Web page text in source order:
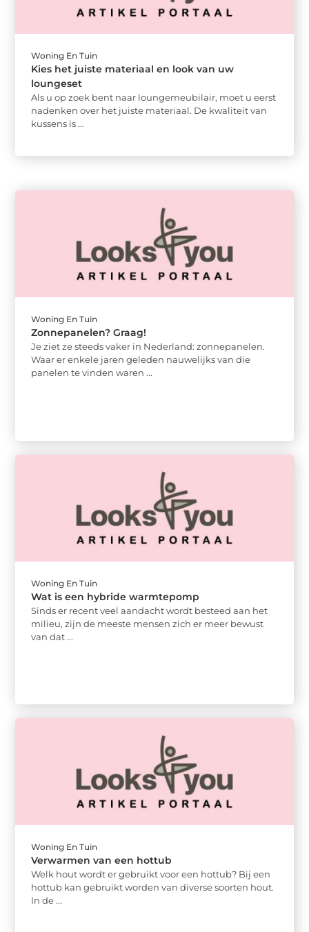
Woning En Tuin
Kies het juiste materiaal en look van uw
loungeset
Als u op zoek bent naar loungemeubilair, moet u eerst
nadenken over het juiste materiaal. De kwaliteit van
kussens is ...
Woning En Tuin
Zonnepanelen? Graag!
Je ziet ze steeds vaker in Nederland: zonnepanelen.
Waar er enkele jaren geleden nauwelijks van die
panelen te vinden waren ...
Woning En Tuin
Wat is een hybride warmtepomp
Sinds er recent veel aandacht wordt besteed aan het
milieu, zijn de meeste mensen zich er meer bewust
van dat ...
Woning En Tuin
Verwarmen van een hottub
Welk hout wordt er gebruikt voor een hottub? Bij een
hottub kan gebruikt worden van diverse soorten hout.
In de ...